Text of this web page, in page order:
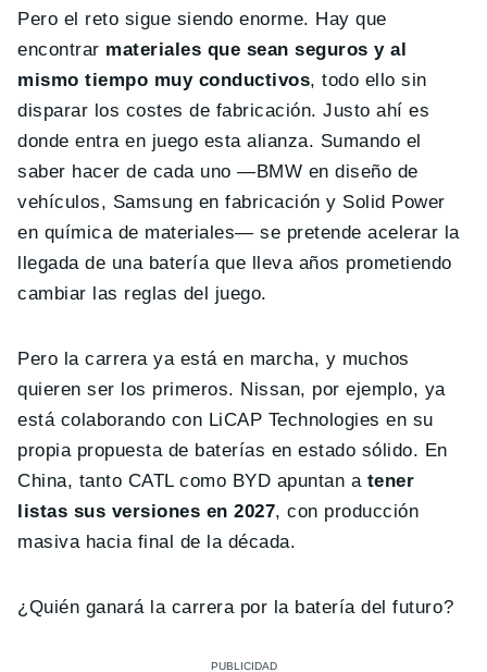
Pero el reto sigue siendo enorme. Hay que
encontrar materiales que sean seguros y al
mismo tiempo muy conductivos, todo ello sin
disparar los costes de fabricación. Justo ahí es
donde entra en juego esta alianza. Sumando el
saber hacer de cada uno —BMW en diseño de
vehículos, Samsung en fabricación y Solid Power
en química de materiales— se pretende acelerar la
llegada de una batería que lleva años prometiendo
cambiar las reglas del juego.
Pero la carrera ya está en marcha, y muchos
quieren ser los primeros. Nissan, por ejemplo, ya
está colaborando con LiCAP Technologies en su
propia propuesta de baterías en estado sólido. En
China, tanto CATL como BYD apuntan atener
listas sus versiones en 2027, con producción
masiva hacia final de la década.
¿Quién ganará la carrera por la batería del futuro?